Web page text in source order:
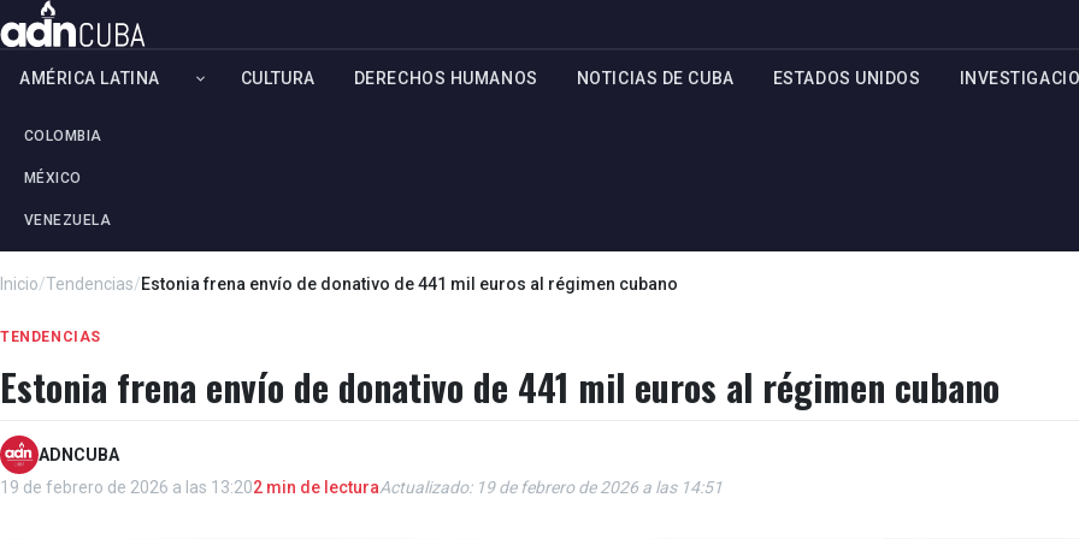
AMÉRICA LATINA
COLOMBIA
MÉXICO
VENEZUELA
CULTURA DERECHOS HUMANOS NOTICIAS DE CUBA ESTADOS UNIDOS
Inicio/Tendencias/Estonia frena envío de donativo de 441 mil euros al régimen cubano
TENDENCIAS
Estonia frena envío de donativo de 441 mil euros al régimen cubano
ADNCUBA
19 de febrero de 2026 a las 13:202 min de lecturaActualizado: 19 de febrero de 2026 a las 14:51